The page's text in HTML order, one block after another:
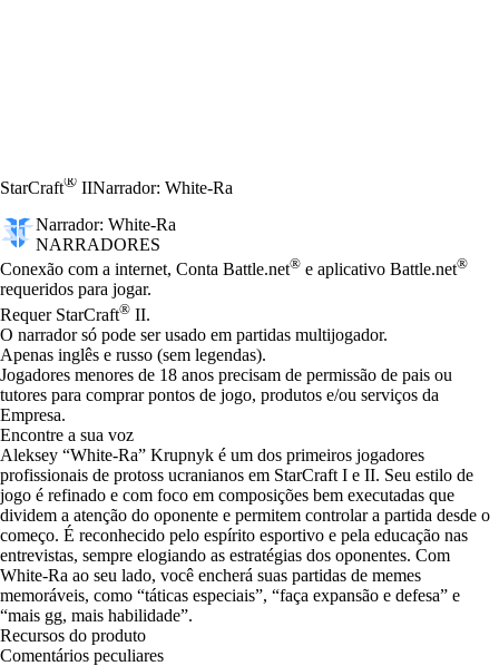
StarCraft® IINarrador: White-Ra
Narrador: White-Ra
NARRADORES
Preço
Available actions
Conexão com a internet, Conta Battle.net® e aplicativo Battle.net®
requeridos para jogar.
Requer StarCraft® II.
O narrador só pode ser usado em partidas multijogador.
Apenas inglês e russo (sem legendas).
Jogadores menores de 18 anos precisam de permissão de pais ou
tutores para comprar pontos de jogo, produtos e/ou serviços da
Empresa.
Encontre a sua voz
Aleksey “White-Ra” Krupnyk é um dos primeiros jogadores
profissionais de protoss ucranianos em StarCraft I e II. Seu estilo de
jogo é refinado e com foco em composições bem executadas que
dividem a atenção do oponente e permitem controlar a partida desde o
começo. É reconhecido pelo espírito esportivo e pela educação nas
entrevistas, sempre elogiando as estratégias dos oponentes. Com
White-Ra ao seu lado, você encherá suas partidas de memes
memoráveis, como “táticas especiais”, “faça expansão e defesa” e
“mais gg, mais habilidade”.
Recursos do produto
Comentários peculiares